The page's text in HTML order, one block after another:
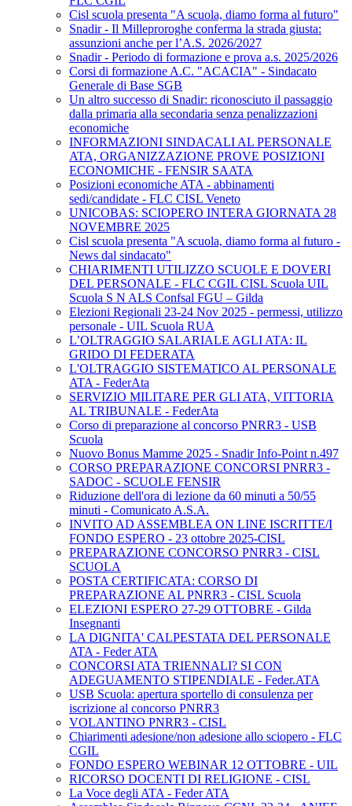
Cisl scuola presenta "A scuola, diamo forma al futuro"
Snadir - Il Milleproroghe conferma la strada giusta:
assunzioni anche per l’A.S. 2026/2027
Snadir - Periodo di formazione e prova a.s. 2025/2026
Corsi di formazione A.C. "ACACIA" - Sindacato
Generale di Base SGB
Un altro successo di Snadir: riconosciuto il passaggio
dalla primaria alla secondaria senza penalizzazioni
economiche
INFORMAZIONI SINDACALI AL PERSONALE
ATA, ORGANIZZAZIONE PROVE POSIZIONI
ECONOMICHE - FENSIR SAATA
Posizioni economiche ATA - abbinamenti
sedi/candidate - FLC CISL Veneto
UNICOBAS: SCIOPERO INTERA GIORNATA 28
NOVEMBRE 2025
Cisl scuola presenta "A scuola, diamo forma al futuro -
News dal sindacato"
CHIARIMENTI UTILIZZO SCUOLE E DOVERI
DEL PERSONALE - FLC CGIL CISL Scuola UIL
Scuola S N ALS Confsal FGU – Gilda
Elezioni Regionali 23-24 Nov 2025 - permessi, utilizzo
personale - UIL Scuola RUA
L’OLTRAGGIO SALARIALE AGLI ATA: IL
GRIDO DI FEDERATA
L'OLTRAGGIO SISTEMATICO AL PERSONALE
ATA - FederAta
SERVIZIO MILITARE PER GLI ATA, VITTORIA
AL TRIBUNALE - FederAta
Corso di preparazione al concorso PNRR3 - USB
Scuola
Nuovo Bonus Mamme 2025 - Snadir Info-Point n.497
CORSO PREPARAZIONE CONCORSI PNRR3 -
SADOC - SCUOLE FENSIR
Riduzione dell'ora di lezione da 60 minuti a 50/55
minuti - Comunicato A.S.A.
INVITO AD ASSEMBLEA ON LINE ISCRITTE/I
FONDO ESPERO - 23 ottobre 2025-CISL
PREPARAZIONE CONCORSO PNRR3 - CISL
SCUOLA
POSTA CERTIFICATA: CORSO DI
PREPARAZIONE AL PNRR3 - CISL Scuola
ELEZIONI ESPERO 27-29 OTTOBRE - Gilda
Insegnanti
LA DIGNITA' CALPESTATA DEL PERSONALE
ATA - Feder ATA
CONCORSI ATA TRIENNALI? SI CON
ADEGUAMENTO STIPENDIALE - Feder.ATA
USB Scuola: apertura sportello di consulenza per
iscrizione al concorso PNRR3
VOLANTINO PNRR3 - CISL
Chiarimenti adesione/non adesione allo sciopero - FLC
CGIL
FONDO ESPERO WEBINAR 12 OTTOBRE - UIL
RICORSO DOCENTI DI RELIGIONE - CISL
La Voce degli ATA - Feder ATA